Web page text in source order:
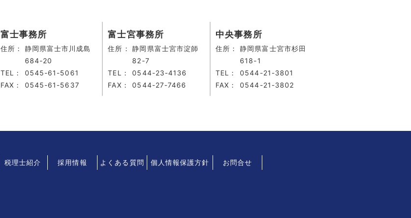
富士事務所
住所：
静岡県富士市川成島
684-20
TEL：
0545-61-5061
FAX：
0545-61-5637
富士宮事務所
住所：
静岡県富士宮市淀師
82-7
TEL：
0544-23-4136
FAX：
0544-27-7466
中央事務所
住所：
静岡県富士宮市杉田
618-1
TEL：
0544-21-3801
FAX：
0544-21-3802
税理士紹介 採用情報 よくある質問 個人情報保護方針 お問合せ